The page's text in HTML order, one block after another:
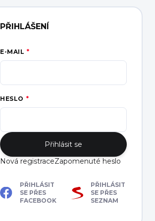
PŘIHLÁŠENÍ
E-MAIL
HESLO
Přihlásit se
Nová registraceZapomenuté heslo
PŘIHLÁSIT
SE PŘES
FACEBOOK
PŘIHLÁSIT
SE PŘES
SEZNAM